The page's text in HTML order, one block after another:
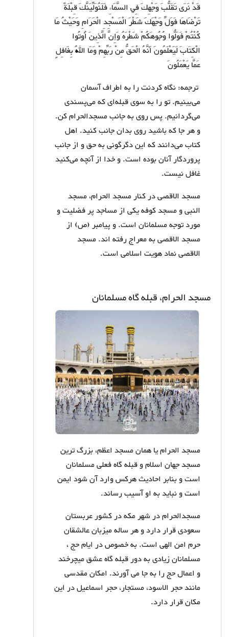
قَدْ نَرَى تَقَلُّبَ وَجْهِكَ فِي السَّمَاءِ فَلَنُوَلِّيَنَّكَ قِبْلَةً
تَرْضَاهَا فَوَلِّ وَجْهَكَ شَطْرَ الْمَسْجِدِ الْحَرَامِ وَحَيْثُ مَا
كُنْتُمْ فَوَلُّوا وُجُوهَكُمْ شَطْرَهُ وَإِنَّ الَّذِينَ أُوتُوا
الْكِتَابَ لَيَعْلَمُونَ أَنَّهُ الْحَقُّ مِنْ رَبِّهِمْ وَمَا اللهُ بِغَافِلٍ
عَمَّا يَعْمَلُونَ
ترجمه: نگاه کردنت را به اطراف آسمان
می‌بینیم. تو را به سوی قبله‌ای که می‌پسندی
می‌گردانیم. پس روی به جانب مسجدالحرام کن.
و هر جا که باشید روی بدان جانب کنید. اهل
کتاب می‌دانند که این دگرگونی به حق و از جانب
پروردگار آنان بوده است. و خدا از آنچه می‌کنید
غافل نیست.
مسجد الاقصی در کنار مسجد الحرام، مسجد
النبی و مسجد کوفه یکی از مساجد پر فضلیت و
مورد توجه مسلمانان است. و پیامبر (ص) از
مسجد الاقصی به معراج رفته اند. مسجد
الاقصی نماد هویت اسلامی است.
مسجد الحرام، قبله گاه مسلمانان
مسجد الحرام یا همان مسجد اعظم، بزرگ ترین
مسجد جهان اسلام و قبله گاه فعلی مسلمانان
است و بنابر احادیث هرکس وارد آن شود ایمن
است و نباید به او آسیب رساند.
مسجدالحرام در شهر مکه در کشور عربستان
سعودی قرار دارد و هر ساله میزبان عالشقان
حرم امن الهی است. به خصوص در ایام حج ،
مسلمانان زیادی به دور قبله گاه عشق میچرخند
و اعمال حج را به جا می آورند. امکان مقدسی
مانند حجر الاسود، مستجار، حجر اسماعیل در این
مکان قرار دارد.